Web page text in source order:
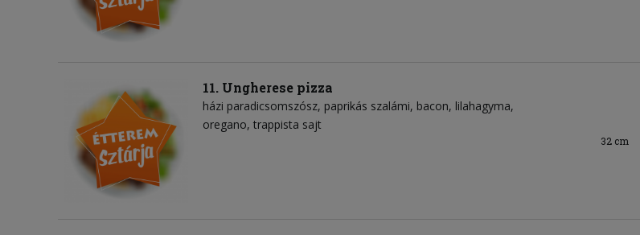
11. Ungherese pizza
házi paradicsomszósz paprikás szalámi bacon lilahagyma
oregano trappista sajt
32 cm